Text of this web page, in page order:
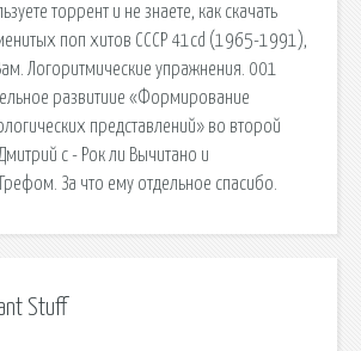
торрент и не знаете, как скачать
поп хитов СССР 41cd (1965-1991),
Логоритмические упражнения. 001
развитиие «Формирование
представлений» во второй
c - Рок ли Вычитано и
За что ему отдельное спасибо.
Stuff